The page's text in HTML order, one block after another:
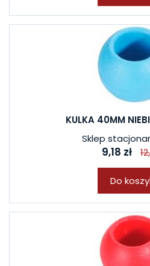
KULKA 40MM
Sklep
9,18 zł
Do